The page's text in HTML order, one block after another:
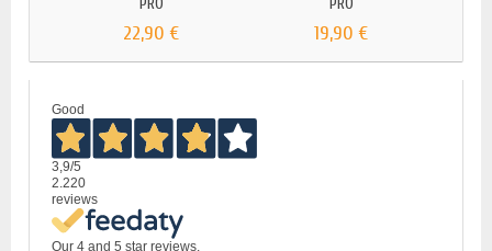
PRO
22,90 €
PRO
19,90 €
Good
3,9/5
2.220
reviews
Our 4 and 5 star reviews.